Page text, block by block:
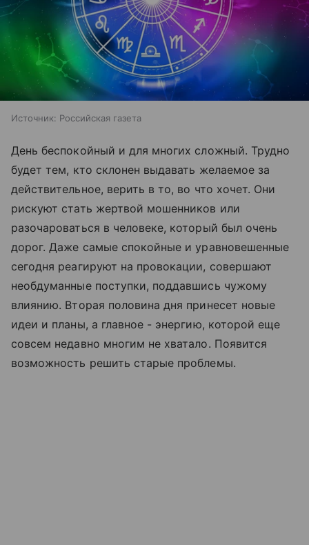
Источник: Российская газета
День беспокойный и для многих сложный. Трудно
будет тем, кто склонен выдавать желаемое за
действительное, верить в то, во что хочет. Они
рискуют стать жертвой мошенников или
разочароваться в человеке, который был очень
дорог. Даже самые спокойные и уравновешенные
сегодня реагируют на провокации, совершают
необдуманные поступки, поддавшись чужому
влиянию. Вторая половина дня принесет новые
идеи и планы, а главное - энергию, которой еще
совсем недавно многим не хватало. Появится
возможность решить старые проблемы.